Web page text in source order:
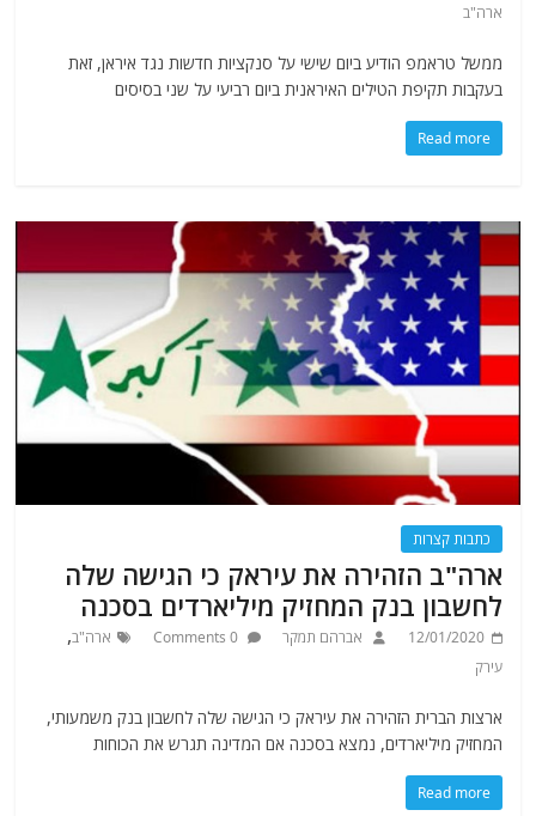
ארה"ב
ממשל טראמפ הודיע ​​ביום שישי על סנקציות חדשות נגד איראן, זאת
בעקבות תקיפת הטילים האיראנית ביום רביעי על שני בסיסים
Read more
כתבות קצרות
ארה"ב הזהירה את עיראק כי הגישה שלה
לחשבון בנק המחזיק מיליארדים בסכנה
12/01/2020 אברהם תמקר 0 Comments ארה"ב,
עירק
ארצות הברית הזהירה את עיראק כי הגישה שלה לחשבון בנק משמעותי,
המחזיק מיליארדים, נמצא בסכנה אם המדינה תגרש את הכוחות
Read more